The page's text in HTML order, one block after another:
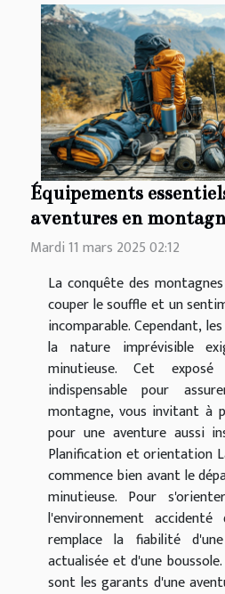
Équipements
aventures en
Mardi 11 mars 2025 02:12
La conquête des
couper le souffle et un
incomparable. Cependant,
la nature imprévisible
minutieuse. Cet
indispensable pour
montagne, vous invitant à
pour une aventure aussi
Planification et orientation
commence bien avant le
minutieuse. Pour
l'environnement
remplace la fiabilité
actualisée et d'une
sont les garants d'une